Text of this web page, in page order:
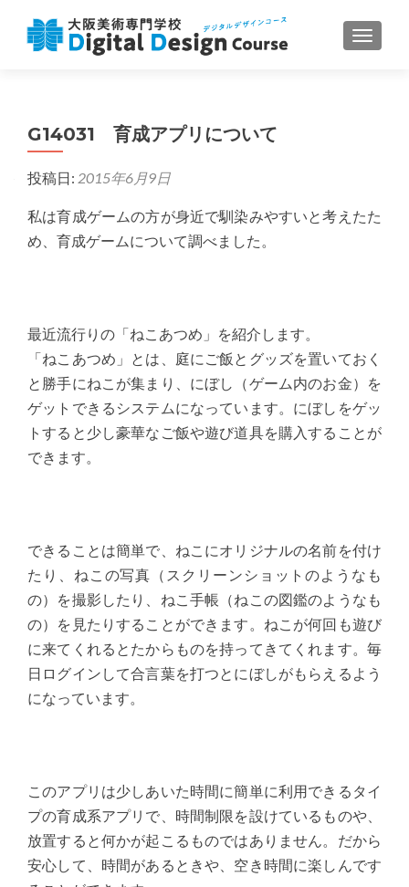
ナビゲ
G14031 育成アプリについて
投稿日: 2015年6月9日
私は育成ゲームの方が身近で馴染みやすいと考えたた
め、育成ゲームについて調べました。
最近流行りの「ねこあつめ」を紹介します。
「ねこあつめ」とは、庭にご飯とグッズを置いておく
と勝手にねこが集まり、にぼし（ゲーム内のお金）を
ゲットできるシステムになっています。にぼしをゲッ
トすると少し豪華なご飯や遊び道具を購入することが
できます。
できることは簡単で、ねこにオリジナルの名前を付け
たり、ねこの写真（スクリーンショットのようなも
の）を撮影したり、ねこ手帳（ねこの図鑑のようなも
の）を見たりすることができます。ねこが何回も遊び
に来てくれるとたからものを持ってきてくれます。毎
日ログインして合言葉を打つとにぼしがもらえるよう
になっています。
このアプリは少しあいた時間に簡単に利用できるタイ
プの育成系アプリで、時間制限を設けているものや、
放置すると何かが起こるものではありません。だから
安心して、時間があるときや、空き時間に楽しんです